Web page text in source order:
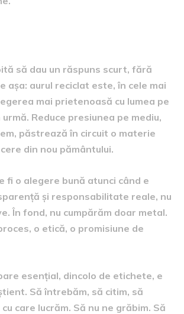
să dau un răspuns scurt, fără
așa: aurul reciclat este, în cele mai
mai prietenoasă cu lumea pe
Reduce presiunea pe mediu,
păstrează în circuit o materie
din nou pământului.
fi o alegere bună atunci când e
și responsabilitate reale, nu
În fond, nu cumpărăm doar metal.
o etică, o promisiune de
esențial, dincolo de etichete, e
Să întrebăm, să citim, să
care lucrăm. Să nu ne grăbim. Să